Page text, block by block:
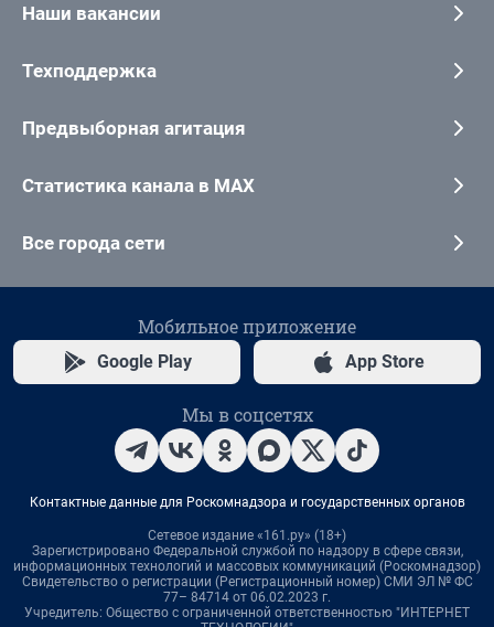
Наши вакансии
Техподдержка
Предвыборная агитация
Статистика канала в MAX
Все города сети
Мобильное приложение
Google Play App Store
Мы в соцсетях
Контактные данные для Роскомнадзора и государственных органов
Сетевое издание «161.ру» (18+)
Зарегистрировано Федеральной службой по надзору в сфере связи,
информационных технологий и массовых коммуникаций (Роскомнадзор)
Свидетельство о регистрации (Регистрационный номер) СМИ ЭЛ № ФС
77– 84714 от 06.02.2023 г.
Учредитель: Общество с ограниченной ответственностью "ИНТЕРНЕТ